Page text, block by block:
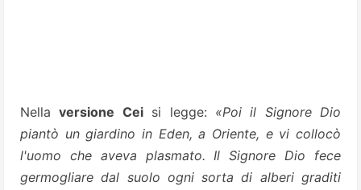
Nellaversione Ceisi legge: «Poi il Signore Dio
piantò un giardino in Eden, a Oriente, e vi collocò
l'uomo che aveva plasmato. Il Signore Dio fece
germogliare dal suolo ogni sorta di alberi graditi